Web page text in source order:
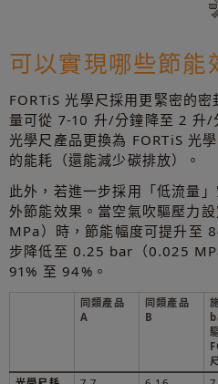
可以實現哪些節能
FORTiS 光學尺採用更緊密的
量可從 7-10 升/分鐘降至 2 升/
光學尺產品更換為 FORTiS 光
的能耗（還能減少碳排放）。
此外，若進一步採用「低流量
外節能效果。當空氣吹驅壓力
MPa）時，節能幅度可提升至
步降低至 0.25 bar（0.025
91% 至 94%。
同類產品
A
同類產品
B
尺